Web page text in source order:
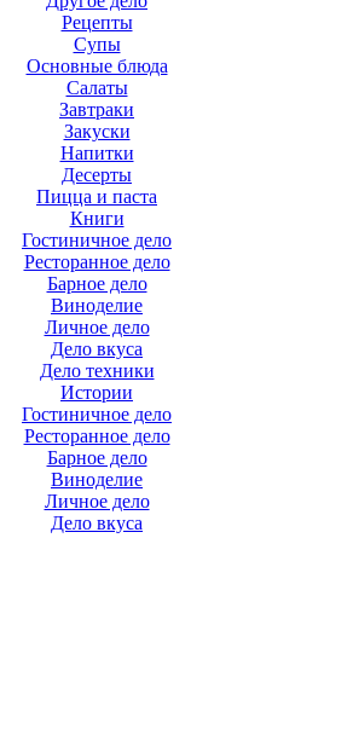
Рецепты
Супы
Основные блюда
Салаты
Завтраки
Закуски
Напитки
Десерты
Пицца и паста
Книги
Гостиничное дело
Ресторанное дело
Барное дело
Виноделие
Личное дело
Дело вкуса
Дело техники
Истории
Гостиничное дело
Ресторанное дело
Барное дело
Виноделие
Личное дело
Дело вкуса